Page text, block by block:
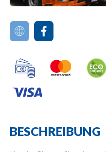
BESCHREIBUNG